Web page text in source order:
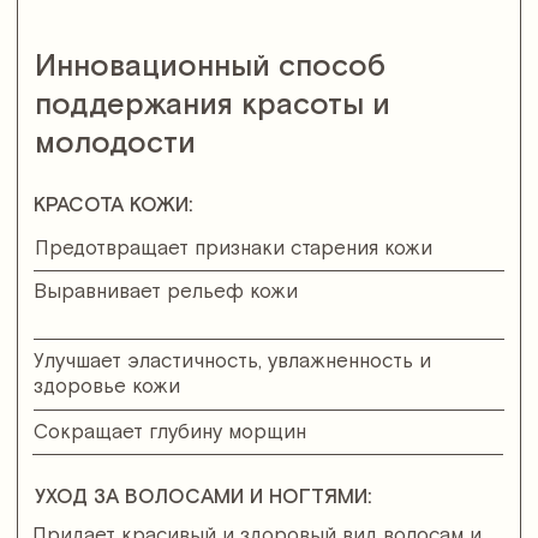
усвояемая форма коллагена
Укрепляет кости и суставы
ЗДОРОВЬЕ СУСТАВОВ:
Увеличивает эластичность сухожилий и
Снижает боль и воспаление в суставах и
мышцах